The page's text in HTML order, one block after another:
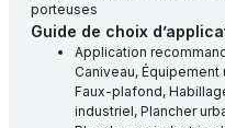
porteuses
Guide de choix
Application
Caniveau, Équipement
Faux-plafond,
industriel, Plancher